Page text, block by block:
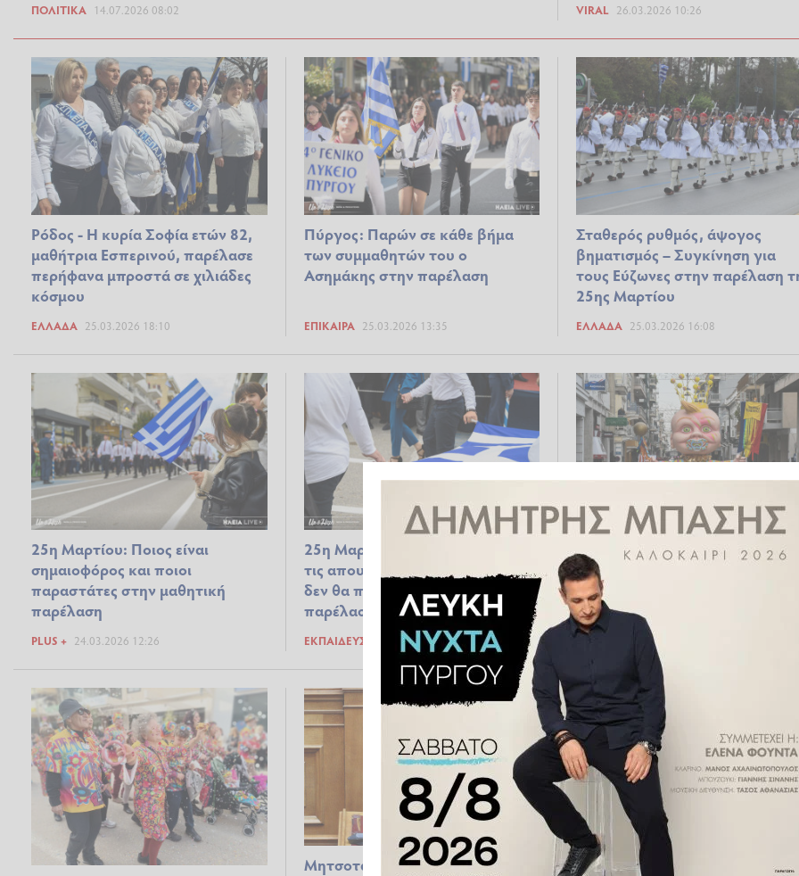
ΠΟΛΙΤΙΚΆ 14.07.2026 08:02 VIRAL 26.03.2026 10:26
Ρόδος - Η κυρία Σοφία ετών 82,
μαθήτρια Εσπερινού, παρέλασε
περήφανα μπροστά σε χιλιάδες
κόσμου
ΕΛΛΆΔΑ 25.03.2026 18:10
Πύργος: Παρών σε κάθε βήμα
των συμμαθητών του ο
Ασημάκης στην παρέλαση
ΕΠΊΚΑΙΡΑ 25.03.2026 13:35
Σταθερός ρυθμός, άψογος
βηματισμός – Συγκίνηση για
τους Εύζωνες στην παρέλαση
25ης Μαρτίου
ΕΛΛΆΔΑ 25.03.2026 16:08
25η Μαρτίου: Ποιος είναι
σημαιοφόρος και ποιοι
παραστάτες στην μαθητική
παρέλαση
PLUS + 24.03.2026 12:26
25η Μαρτίου 2026: Τι ισχύει με
τις απουσίες των μαθητών που
δεν θα παραστούν στην
παρέλαση
ΕΚΠΑΊΔΕΥΣΗ 17.03.2026 12:26
Πατρινό Καρναβάλι 2026:
νυχτερινή παρέλαση - Η τελετή
λήξης και το κάψιμο του
καρνάβαλου
ΠΟΛΙΤΙΣΜΌΣ
Μητσοτάκης στο υπουργικό για
Αγρίνιο: «Αισθάνθηκα